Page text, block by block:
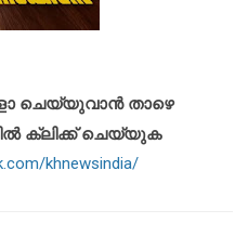
ചെയ്യുവാൻ താഴെ
ക്ലിക്ക് ചെയ്യുക
khnewsindia/